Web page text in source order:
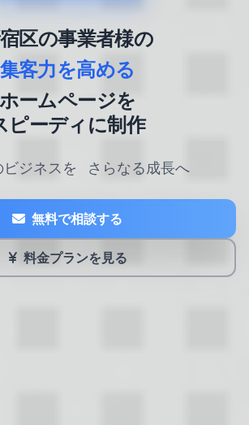
区の事業者様の
集客力を高める
ホームページを
ピーディに制作
ジネスを さらなる成長へ
無料で相談する
料金プランを見る